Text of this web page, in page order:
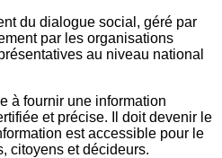
du dialogue social, géré par
par les organisations
au niveau national
à fournir une information
et précise. Il doit devenir le
est accessible pour le
citoyens et décideurs.